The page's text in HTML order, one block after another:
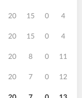
20 15 0 4
20 15 0 4
20 8 0 11
20 7 0 12